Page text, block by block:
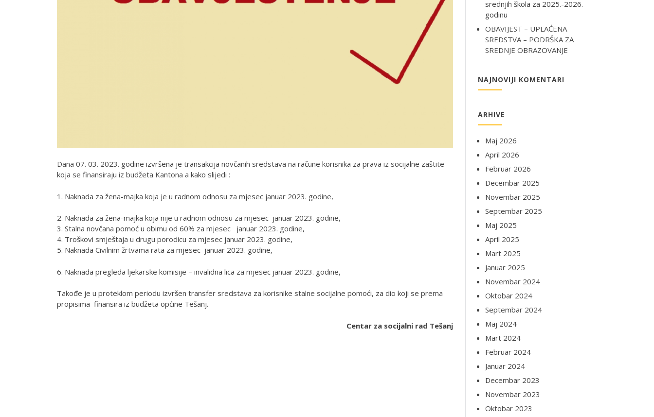
Dana 07. 03. 2023. godine izvršena je transakcija novčanih sredstava na račune korisnika za prava iz socijalne zaštite
koja se finansiraju iz budžeta Kantona a kako slijedi :
1. Naknada za žena-majka koja je u radnom odnosu za mjesec januar 2023. godine,
2. Naknada za žena-majka koja nije u radnom odnosu za mjesec januar 2023. godine,
3. Stalna novčana pomoć u obimu od 60% za mjesec januar 2023. godine,
4. Troškovi smještaja u drugu porodicu za mjesec januar 2023. godine,
5. Naknada Civilnim žrtvama rata za mjesec januar 2023. godine,
6. Naknada pregleda ljekarske komisije – invalidna lica za mjesec januar 2023. godine,
Takođe je u proteklom periodu izvršen transfer sredstava za korisnike stalne socijalne pomoći, za dio koji se prema
propisima finansira iz budžeta općine Tešanj.
Centar za socijalni rad Tešanj
srednjih škola za 2025.-2026.
godinu
OBAVIJEST – UPLAĆENA
SREDSTVA – PODRŠKA ZA
SREDNJE OBRAZOVANJE
NAJNOVIJI KOMENTARI
ARHIVE
Maj 2026
April 2026
Februar 2026
Decembar 2025
Novembar 2025
Septembar 2025
Maj 2025
April 2025
Mart 2025
Januar 2025
Novembar 2024
Oktobar 2024
Septembar 2024
Maj 2024
Mart 2024
Februar 2024
Januar 2024
Decembar 2023
Novembar 2023
Oktobar 2023